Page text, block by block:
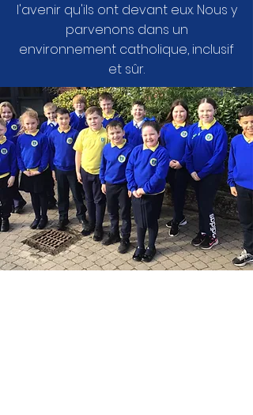
l'avenir qu'ils ont devant eux. Nous y
parvenons dans un
environnement catholique, inclusif
et sûr.